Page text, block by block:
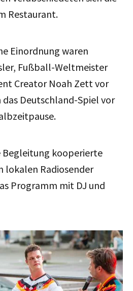
Restaurant.
Einordnung waren
Fußball-Weltmeister
Creator Noah Zett vor
das Deutschland-Spiel vor
Begleitung kooperierte
lokalen Radiosender
Programm mit DJ und